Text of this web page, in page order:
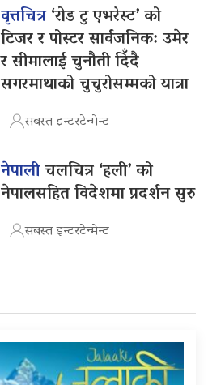
वृत्तचित्र‘रोड टु एभरेस्ट’ को
टिजर र पोस्टर सार्वजनिक: उमेर
र सीमालाई चुनौती दिँदै
सगरमाथाको चुचुरोसम्मको यात्रा
सबस्त इन्टरटेन्मेन्ट
नेपालीचलचित्र ‘हली’ को
नेपालसहित विदेशमा प्रदर्शन सुरु
सबस्त इन्टरटेन्मेन्ट